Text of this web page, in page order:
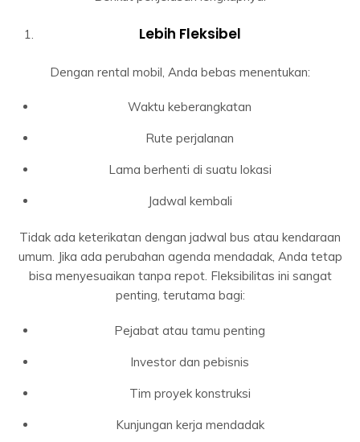
Lebih Fleksibel
Dengan rental mobil, Anda bebas menentukan:
Waktu keberangkatan
Rute perjalanan
Lama berhenti di suatu lokasi
Jadwal kembali
Tidak ada keterikatan dengan jadwal bus atau kendaraan
umum. Jika ada perubahan agenda mendadak, Anda tetap
bisa menyesuaikan tanpa repot. Fleksibilitas ini sangat
penting, terutama bagi:
Pejabat atau tamu penting
Investor dan pebisnis
Tim proyek konstruksi
Kunjungan kerja mendadak